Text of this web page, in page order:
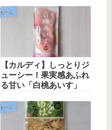
もへじ
【カルディ】しっとりジ
ューシー！果実感あふれ
る甘い「白桃あいす」
もへじ